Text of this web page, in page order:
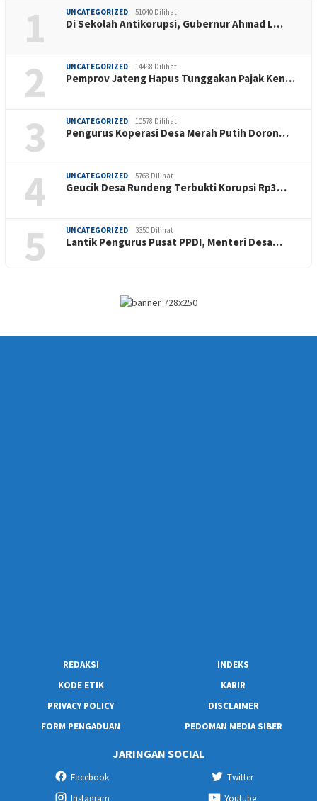
1 UNCATEGORIZED 51040 Dilihat
Di Sekolah Antikorupsi, Gubernur Ahmad L…
2 UNCATEGORIZED 14498 Dilihat
Pemprov Jateng Hapus Tunggakan Pajak Ken…
3 UNCATEGORIZED 10578 Dilihat
Pengurus Koperasi Desa Merah Putih Doron…
4 UNCATEGORIZED 5768 Dilihat
Geucik Desa Rundeng Terbukti Korupsi Rp3…
5 UNCATEGORIZED 3350 Dilihat
Lantik Pengurus Pusat PPDI, Menteri Desa…
REDAKSI
INDEKS
KODE ETIK
KARIR
PRIVACY POLICY
DISCLAIMER
FORM PENGADUAN
PEDOMAN MEDIA SIBER
JARINGAN SOCIAL
Facebook
Twitter
Instagram
Youtube